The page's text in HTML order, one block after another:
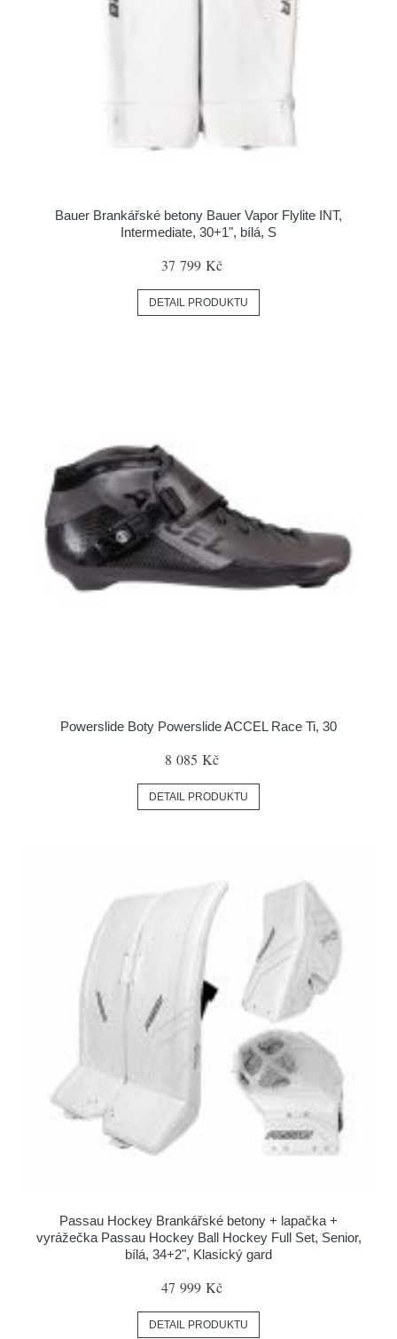
Bauer Brankářské betony Bauer Vapor Flylite INT,
Intermediate, 30+1", bílá, S
37 799 Kč
DETAIL PRODUKTU
Powerslide Boty Powerslide ACCEL Race Ti, 30
8 085 Kč
DETAIL PRODUKTU
Passau Hockey Brankářské betony + lapačka +
vyrážečka Passau Hockey Ball Hockey Full Set, Senior,
bílá, 34+2", Klasický gard
47 999 Kč
DETAIL PRODUKTU